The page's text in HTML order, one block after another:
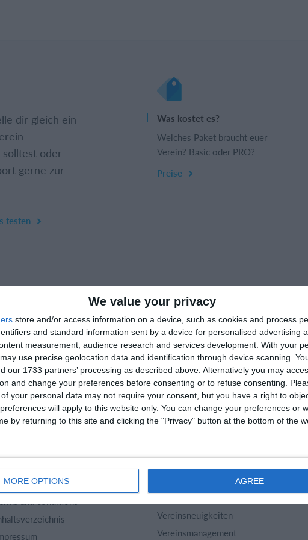
We value your privacy
store and/or access information on a device, such as cookies and process
and standard information sent by a device for personalised advertising
measurement, audience research and services development. With your
use precise geolocation data and identification through device scanning.
our 1733 partners’ processing as described above. Alternatively you may
and change your preferences before consenting or to refuse consenting.
your personal data may not require your consent, but you have a right to
will apply to this website only. You can change your preferences or
by returning to this site and clicking the "Privacy" button at the bottom of the
MORE OPTIONS AGREE
dir gleich ein
solltest oder
gerne zur
testen
Was kostet es?
Welches Paket braucht euer
Verein? Basic oder PRO?
Preise
Archiv
Datenschutzerklärung
and conditions
Hilfe
Fragen und Antworten
Websites von Vereinen
Vereinsneuigkeiten
Vereinsmanagement